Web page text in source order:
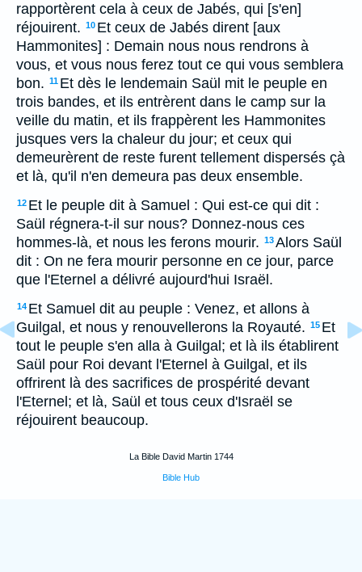
rapportèrent cela à ceux de Jabés, qui [s'en]
réjouirent. 10 Et ceux de Jabés dirent [aux
Hammonites] : Demain nous nous rendrons à
vous, et vous nous ferez tout ce qui vous semblera
bon. 11 Et dès le lendemain Saül mit le peuple en
trois bandes, et ils entrèrent dans le camp sur la
veille du matin, et ils frappèrent les Hammonites
jusques vers la chaleur du jour; et ceux qui
demeurèrent de reste furent tellement dispersés çà
et là, qu'il n'en demeura pas deux ensemble.
12 Et le peuple dit à Samuel : Qui est-ce qui dit :
Saül régnera-t-il sur nous? Donnez-nous ces
hommes-là, et nous les ferons mourir. 13Alors Saül
dit : On ne fera mourir personne en ce jour, parce
que l'Eternel a délivré aujourd'hui Israël.
14 Et Samuel dit au peuple : Venez, et allons à
Guilgal, et nous y renouvellerons la Royauté. 15 Et
tout le peuple s'en alla à Guilgal; et là ils établirent
Saül pour Roi devant l'Eternel à Guilgal, et ils
offrirent là des sacrifices de prospérité devant
l'Eternel; et là, Saül et tous ceux d'Israël se
réjouirent beaucoup.
La Bible David Martin 1744
Bible Hub